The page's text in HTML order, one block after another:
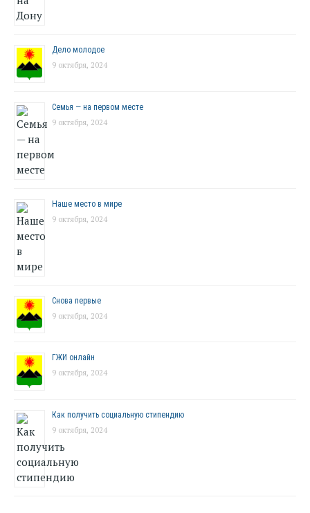
Дело молодое
9 октября, 2024
Семья — на первом месте
9 октября, 2024
Наше место в мире
9 октября, 2024
Снова первые
9 октября, 2024
ГЖИ онлайн
9 октября, 2024
Как получить социальную стипендию
9 октября, 2024